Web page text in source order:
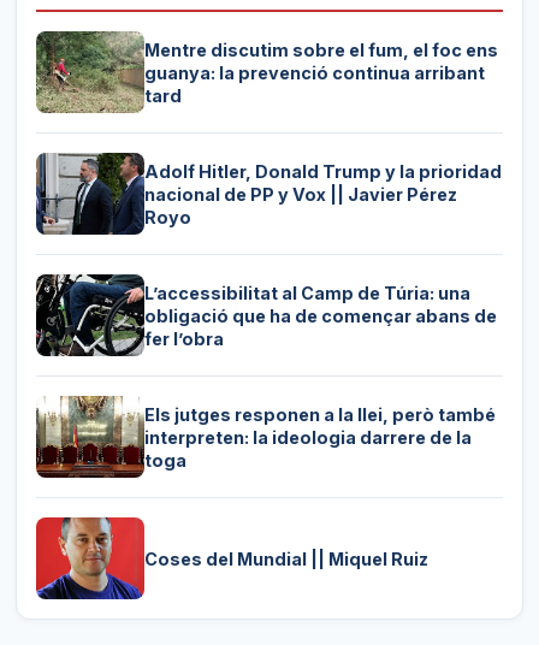
Mentre discutim sobre el fum, el foc ens
guanya: la prevenció continua arribant
tard
Adolf Hitler, Donald Trump y la prioridad
nacional de PP y Vox || Javier Pérez
Royo
L’accessibilitat al Camp de Túria: una
obligació que ha de començar abans de
fer l’obra
Els jutges responen a la llei, però també
interpreten: la ideologia darrere de la
toga
Coses del Mundial || Miquel Ruiz